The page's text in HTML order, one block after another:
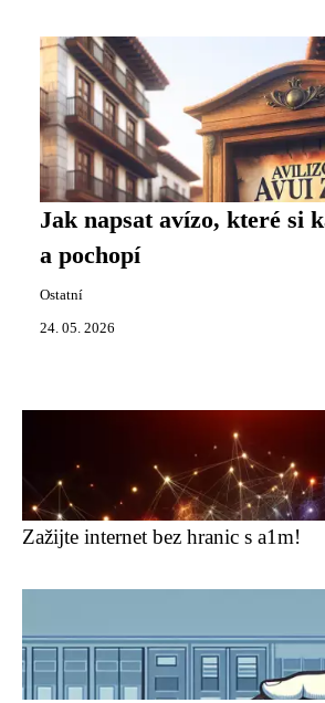
Jak napsat avízo, které si
a pochopí
Ostatní
24. 05. 2026
Zažijte internet bez hranic s a1m!